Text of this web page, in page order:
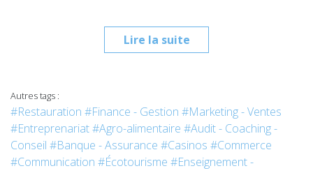
Lire la suite
Autres tags :
#Restauration #Finance - Gestion #Marketing - Ventes
#Entreprenariat#Agro-alimentaire #Audit - Coaching -
Conseil #Banque - Assurance #Casinos #Commerce
#Communication #Écotourisme #Enseignement -